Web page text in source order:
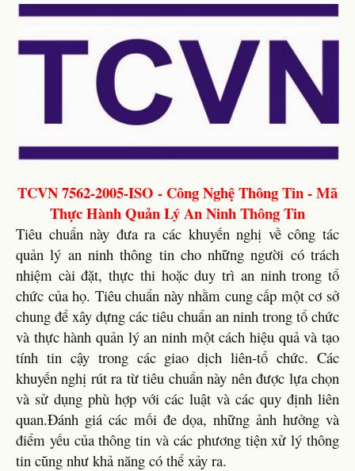
TCVN 7562-2005-ISO - Công Nghệ Thông Tin - Mã
Thực Hành Quản Lý An Ninh Thông Tin
Tiêu chuẩn này đưa ra các khuyến nghị về công tác
quản lý an ninh thông tin cho những người có trách
nhiệm cài đặt, thực thi hoặc duy trì an ninh trong tổ
chức của họ. Tiêu chuẩn này nhằm cung cấp một cơ sở
chung để xây dựng các tiêu chuẩn an ninh trong tổ chức
và thực hành quản lý an ninh một cách hiệu quả và tạo
tính tin cậy trong các giao dịch liên-tổ chức. Các
khuyến nghị rút ra từ tiêu chuẩn này nên được lựa chọn
và sử dụng phù hợp với các luật và các quy định liên
quan.Đánh giá các mối đe dọa, những ảnh hưởng và
điểm yếu của thông tin và các phương tiện xử lý thông
tin cũng như khả năng có thể xảy ra.